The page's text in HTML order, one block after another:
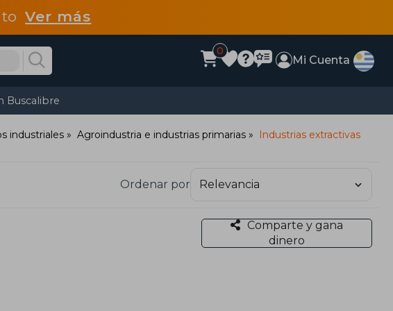
Ver más
0
Mi Cuenta
Buscalibre
industriales Agroindustria e industrias primarias Industrias extractivas
Ordenar por
Comparte y gana
dinero